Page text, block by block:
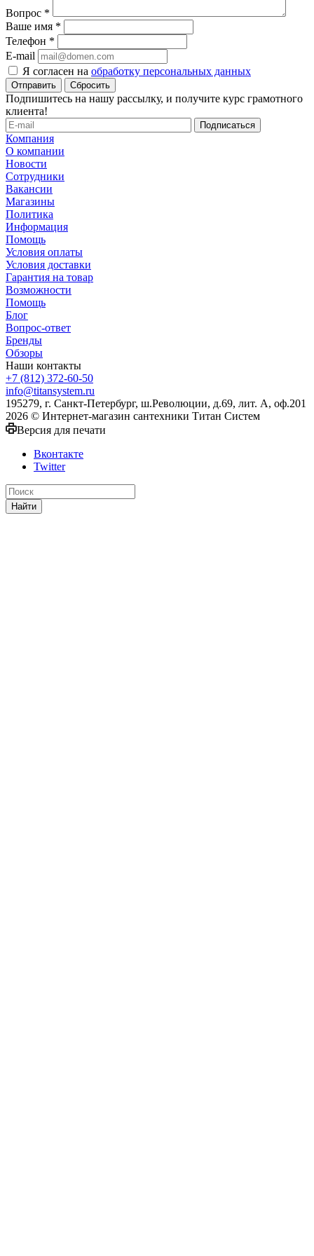
Вопрос *
Ваше имя *
Телефон *
E-mail
Я согласен на обработку персональных данных
Сбросить
Подпишитесь на нашу рассылку, и получите курс грамотного
клиента!
Компания
О компании
Новости
Сотрудники
Вакансии
Магазины
Политика
Информация
Помощь
Условия оплаты
Условия доставки
Гарантия на товар
Возможности
Помощь
Блог
Вопрос-ответ
Бренды
Обзоры
Наши контакты
+7 (812) 372-60-50
info@titansystem.ru
195279, г. Санкт-Петербург, ш.Революции, д.69, лит. А, оф.201
2026 © Интернет-магазин сантехники Титан Систем
Версия для печати
Вконтакте
Twitter
Найти